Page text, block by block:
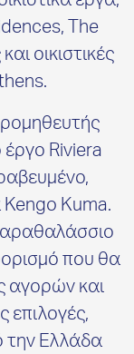
The
οικιστικές
έργο Riviera
Kuma.
που θα
αγορών και
επιλογές,
την Ελλάδα